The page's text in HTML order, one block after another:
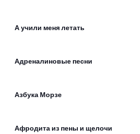
А учили меня летать
Адреналиновые песни
Азбука Морзе
Афродита из пены и щелочи